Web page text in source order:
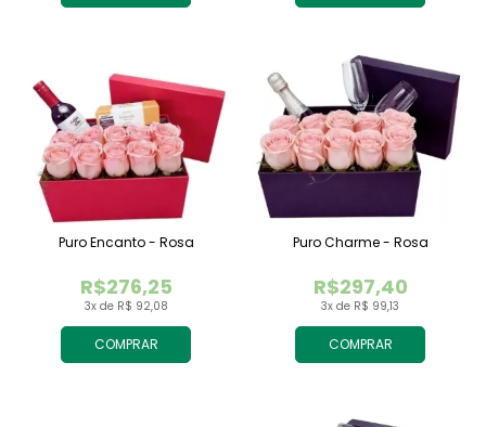
COMPRAR
3x de R$ 92,08
R$276,25
Puro Encanto - Rosa
COMPRAR
3x de R$ 99,13
R$297,40
Puro Charme - Rosa